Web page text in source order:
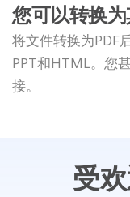
您可以转换
将文件转换为PDF
PPT和HTML。您
接。
受